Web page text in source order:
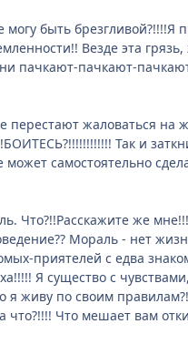
быть
Везде эта
пачкают-пачкают-
перестают жаловаться
Так и
самостоятельно
Что?!!Расскажите же
Мораль - нет
приятелей с едва
Я существо с
я живу по своим
Что мешает вам